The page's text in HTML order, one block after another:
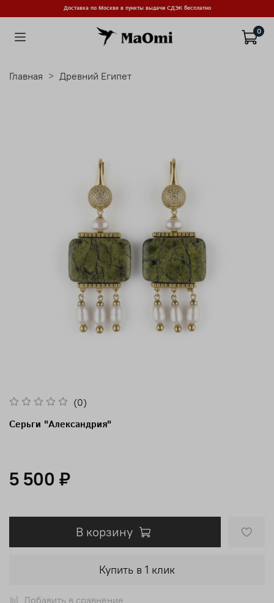
Доставка по Москве в пункты выдачи СДЭК бесплатно
0
Главная Древний Египет
(0)
Серьги "Александрия"
5 500 ₽
В корзину
Купить в 1 клик
Добавить в сравнение